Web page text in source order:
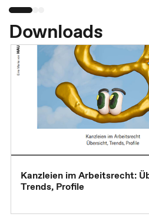
Downloads
Kanzleien im Arbeitsrecht:
Trends, Profile